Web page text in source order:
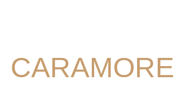
CARAMORE